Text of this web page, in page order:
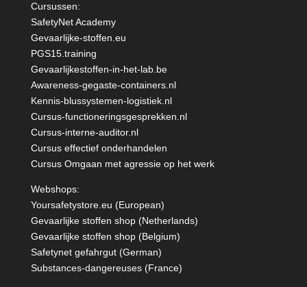
Cursussen:
SafetyNet Academy
Gevaarlijke-stoffen.eu
PGS15.training
Gevaarlijkestoffen-in-het-lab.be
Awareness-gegaste-containers.nl
Kennis-blussystemen-logistiek.nl
Cursus-functioneringsgesprekken.nl
Cursus-interne-auditor.nl
Cursus effectief onderhandelen
Cursus Omgaan met agressie op het werk
Webshops:
Yoursafetystore.eu (European)
Gevaarlijke stoffen shop (Netherlands)
Gevaarlijke stoffen shop (Belgium)
Safetynet gefahrgut(German)
Substances-dangereuses(France)